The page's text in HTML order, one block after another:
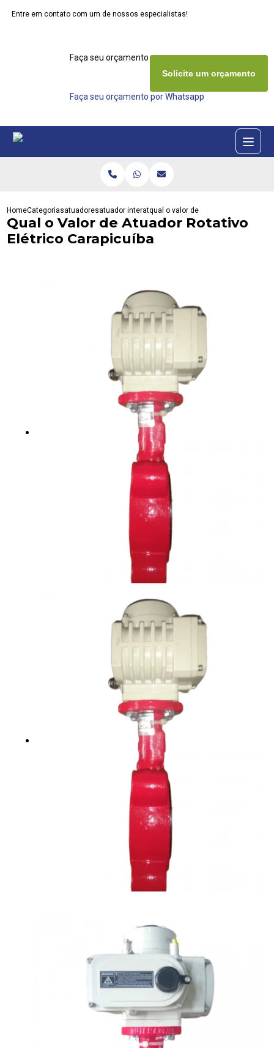
Entre em contato com um de nossos especialistas!
Faça seu orçamento agora mesmo
Faça seu orçamento por Whatsapp
Solicite um orçamento
HomeCategoriasatuadoresatuador interativaqual o valor de atuador rotativo
Qual o Valor de Atuador Rotativo
Elétrico Carapicuíba